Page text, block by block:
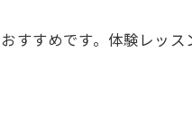
子作り入門
イーツ技術習得
子教室の魅力
すすめです。体験レッ